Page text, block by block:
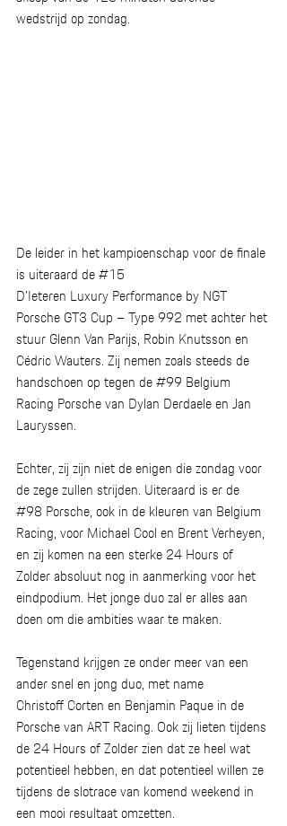
wedstrijd op zondag.
De leider in het kampioenschap voor de finale
is uiteraard de #15
D’Ieteren Luxury Performance by NGT
Porsche GT3 Cup – Type 992 met achter het
stuur Glenn Van Parijs, Robin Knutsson en
Cédric Wauters. Zij nemen zoals steeds de
handschoen op tegen de #99 Belgium
Racing Porsche van Dylan Derdaele en Jan
Lauryssen.
Echter, zij zijn niet de enigen die zondag voor
de zege zullen strijden. Uiteraard is er de
#98 Porsche, ook in de kleuren van Belgium
Racing, voor Michael Cool en Brent Verheyen,
en zij komen na een sterke 24 Hours of
Zolder absoluut nog in aanmerking voor het
eindpodium. Het jonge duo zal er alles aan
doen om die ambities waar te maken.
Tegenstand krijgen ze onder meer van een
ander snel en jong duo, met name
Christoff Corten en Benjamin Paque in de
Porsche van ART Racing. Ook zij lieten tijdens
de 24 Hours of Zolder zien dat ze heel wat
potentieel hebben, en dat potentieel willen ze
tijdens de slotrace van komend weekend in
een mooi resultaat omzetten.